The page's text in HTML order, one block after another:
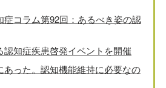
症コラム第92回：あるべき姿の認
認知症疾患啓発イベントを開催
あった。認知機能維持に必要なの